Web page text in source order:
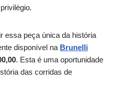
essa peça única da história
disponível na Brunelli
. Esta é uma oportunidade
das corridas de